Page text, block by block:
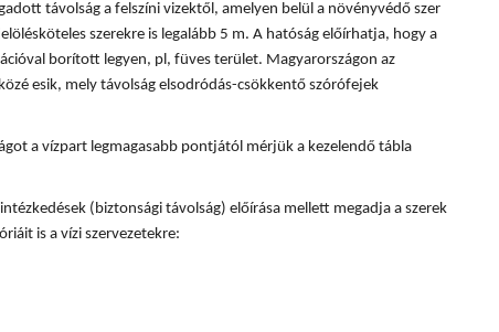
távolság a felszíni vizektől, amelyen belül a növényvédő szer
szerekre is legalább 5 m. A hatóság előírhatja, hogy a
borított legyen, pl, füves terület. Magyarországon az
esik, mely távolság elsodródás-csökkentő szórófejek
a vízpart legmagasabb pontjától mérjük a kezelendő tábla
(biztonsági távolság) előírása mellett megadja a szerek
is a vízi szervezetekre: